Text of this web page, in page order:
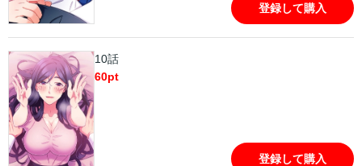
登録して購入
10話
60pt
登録して購入